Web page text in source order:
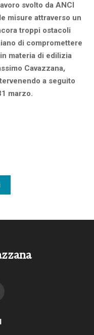
svolto da ANCI
misure attraverso un
troppi ostacoli
di compromettere
materia di edilizia
Cavazzana,
a seguito
marzo.